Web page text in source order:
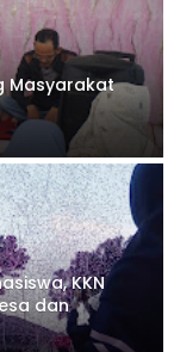
Masyarakat
KKN
dan